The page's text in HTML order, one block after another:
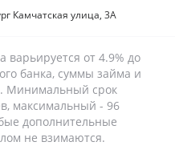
Камчатская улица, 3А
варьируется от 4.9% до
банка, суммы займа и
Минимальный срок
максимальный - 96
дополнительные
не взимаются.